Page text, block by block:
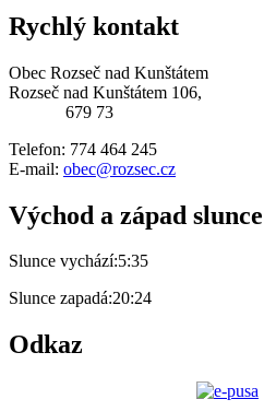
Rychlý kontakt
Obec Rozseč nad Kunštátem
Rozseč nad Kunštátem 106,
679 73
Telefon: 774 464 245
E-mail: obec@rozsec.cz
Východ a západ slunce
Slunce vychází:5:35
Slunce zapadá:20:24
Odkaz